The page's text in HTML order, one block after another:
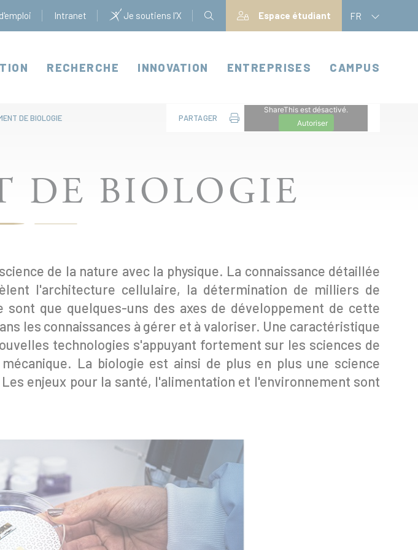
Intranet Je soutiens l'X Espace étudiant FR
RECHERCHE INNOVATION ENTREPRISES CAMPUS
DE BIOLOGIE PARTAGER
ShareThis est désactivé.
Autoriser
DE BIOLOGIE
de la nature avec la physique. La connaissance détaillée
l'architecture cellulaire, la détermination de milliers de
que quelques-uns des axes de développement de cette
les connaissances à gérer et à valoriser. Une caractéristique
technologies s'appuyant fortement sur les sciences de
La biologie est ainsi de plus en plus une science
enjeux pour la santé, l'alimentation et l'environnement sont